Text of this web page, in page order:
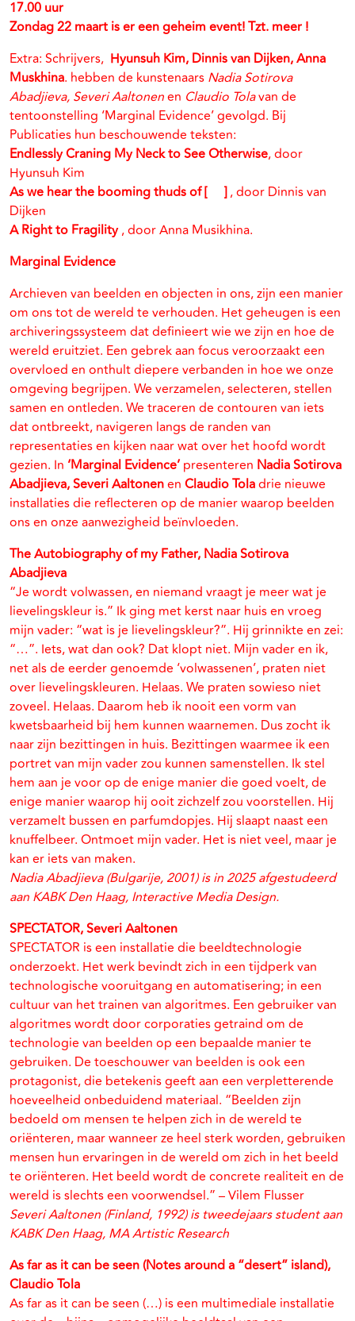
17.00 uur
Zondag 22 maart is er een geheim event! Tzt. meer !
Extra: Schrijvers, Hyunsuh Kim, Dinnis van Dijken, Anna
Muskhina. hebben de kunstenaars Nadia Sotirova
Abadjieva, Severi Aaltonenen Claudio Tolavan de
tentoonstelling ‘Marginal Evidence’ gevolgd. Bij
Publicaties hun beschouwende teksten:
Endlessly Craning My Neck to See Otherwise,door
Hyunsuh Kim
As we hear the booming thuds of [ ],door Dinnis van
Dijken
A Right to Fragility,doorAnna Musikhina.
Marginal Evidence
Archieven van beelden en objecten in ons, zijn een manier
om ons tot de wereld te verhouden. Het geheugen is een
archiveringssysteem dat definieert wie we zijn en hoe de
wereld eruitziet. Een gebrek aan focus veroorzaakt een
overvloed en onthult diepere verbanden in hoe we onze
omgeving begrijpen. We verzamelen, selecteren, stellen
samen en ontleden. We traceren de contouren van iets
dat ontbreekt, navigeren langs de randen van
representaties en kijken naar wat over het hoofd wordt
gezien. In ‘Marginal Evidence’presenteren Nadia Sotirova
Abadjieva, Severi Aaltonenen Claudio Toladrie nieuwe
installaties die reflecteren op de manier waarop beelden
ons en onze aanwezigheid beïnvloeden.
The Autobiography of my Father, Nadia Sotirova
Abadjieva
“Je wordt volwassen, en niemand vraagt je meer wat je
lievelingskleur is.” Ik ging met kerst naar huis en vroeg
mijn vader: “wat is je lievelingskleur?”. Hij grinnikte en zei:
“…”. Iets, wat dan ook? Dat klopt niet. Mijn vader en ik,
net als de eerder genoemde ‘volwassenen’, praten niet
over lievelingskleuren. Helaas. We praten sowieso niet
zoveel. Helaas. Daarom heb ik nooit een vorm van
kwetsbaarheid bij hem kunnen waarnemen. Dus zocht ik
naar zijn bezittingen in huis. Bezittingen waarmee ik een
portret van mijn vader zou kunnen samenstellen. Ik stel
hem aan je voor op de enige manier die goed voelt, de
enige manier waarop hij ooit zichzelf zou voorstellen. Hij
verzamelt bussen en parfumdopjes. Hij slaapt naast een
knuffelbeer. Ontmoet mijn vader. Het is niet veel, maar je
kan er iets van maken.
Nadia Abadjieva (Bulgarije, 2001) is in 2025 afgestudeerd
aan KABK Den Haag, Interactive Media Design.
SPECTATOR, Severi Aaltonen
SPECTATOR is een installatie die beeldtechnologie
onderzoekt. Het werk bevindt zich in een tijdperk van
technologische vooruitgang en automatisering; in een
cultuur van het trainen van algoritmes. Een gebruiker van
algoritmes wordt door corporaties getraind om de
technologie van beelden op een bepaalde manier te
gebruiken. De toeschouwer van beelden is ook een
protagonist, die betekenis geeft aan een verpletterende
hoeveelheid onbeduidend materiaal. “Beelden zijn
bedoeld om mensen te helpen zich in de wereld te
oriënteren, maar wanneer ze heel sterk worden, gebruiken
mensen hun ervaringen in de wereld om zich in het beeld
te oriënteren. Het beeld wordt de concrete realiteit en de
wereld is slechts een voorwendsel.” – Vilem Flusser
Severi Aaltonen (Finland, 1992) is tweedejaars student aan
KABK Den Haag, MA Artistic Research
As far as it can be seen (Notes around a “desert” island),
Claudio Tola
As far as it can be seen (…) is een multimediale installatie